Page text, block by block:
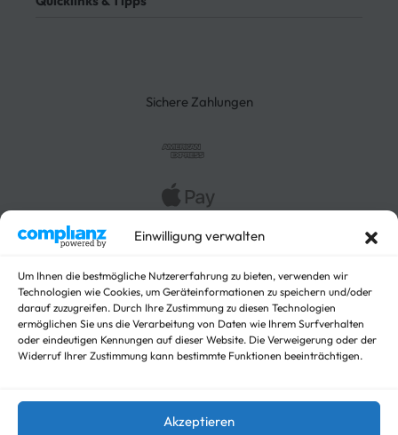
Einwilligung verwalten
Um Ihnen die bestmögliche Nutzererfahrung zu bieten, verwenden wir
Technologien wie Cookies, um Geräteinformationen zu speichern und/oder
darauf zuzugreifen. Durch Ihre Zustimmung zu diesen Technologien
ermöglichen Sie uns die Verarbeitung von Daten wie Ihrem Surfverhalten
oder eindeutigen Kennungen auf dieser Website. Die Verweigerung oder der
Widerruf Ihrer Zustimmung kann bestimmte Funktionen beeinträchtigen.
Akzeptieren
Meine Bestellung verfolgen
Datenschutz
Arbeitsbühnen Anhänger
Autotrailer geschlossen
Baumaschinen
Hochlader
Kippanhänger Angebote
Kipper
Koffer
Nicht kategorisieren